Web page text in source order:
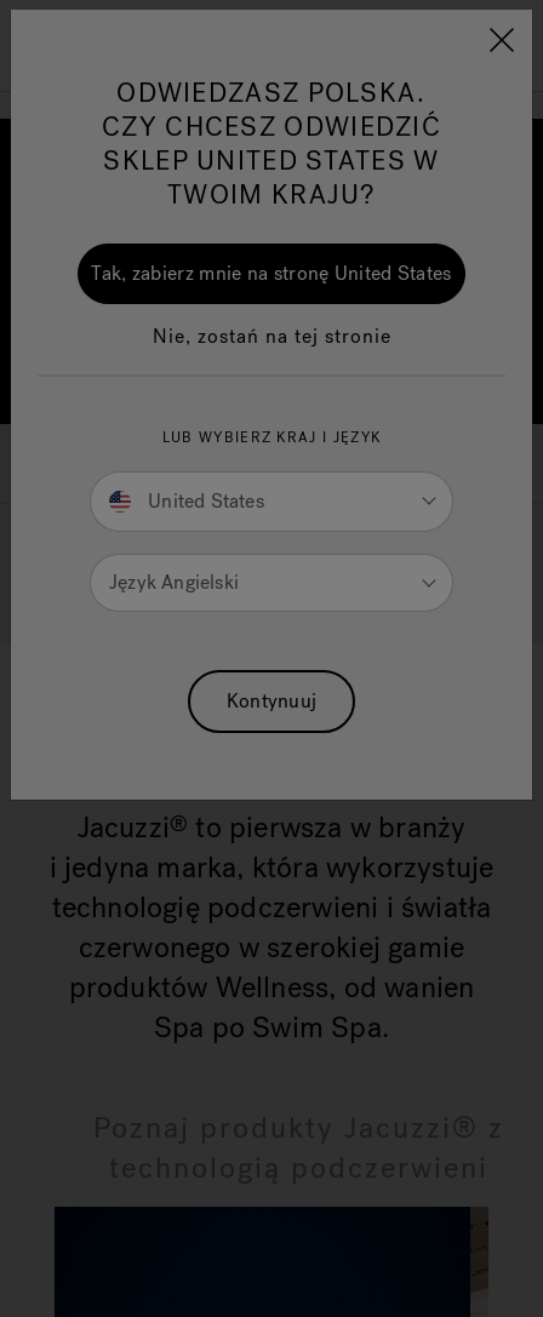
Jacuzzi&reg; EMEA
Jacuzzi® Sensational
Wellness™
One Page
Nowa era w branży Wellness
Głębokie działanie – terapia bez
wysiłku
Jacuzzi® to pierwsza w branży
i jedyna marka, która wykorzystuje
technologię podczerwieni i światła
czerwonego w szerokiej gamie
produktów Wellness, od wanien
Spa po Swim Spa.
ODWIEDZASZ POLSKA.
CZY CHCESZ ODWIEDZIĆ
SKLEP UNITED STATES W
TWOIM KRAJU?
Tak, zabierz mnie na stronę United States
Nie, zostań na tej stronie
LUB WYBIERZ KRAJ I JĘZYK
United States
Język Angielski
Kontynuuj